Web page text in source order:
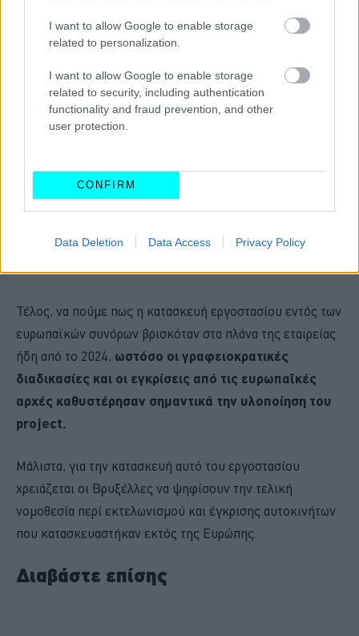
I want to allow Google to enable storage
related to personalization.
I want to allow Google to enable storage
related to security, including authentication
functionality and fraud prevention, and other
user protection.
CONFIRM
Data Deletion Data Access Privacy Policy
Τέλος, να πούμε πως η κατασκευή εργοστασίου εντός των
ευρωπαϊκών συνόρων βρισκόταν στα πλάνα της εταιρείας
ήδη από το 2024, ωστόσο οι γραφειοκρατικές
διαδικασίες και οι εγκρίσεις από τις ευρωπαϊκές
αρχές καθυστέρησαν σημαντικά την υλοποίηση του
project.
Μάλιστα, για την κατασκευή αυτό του εργοστασίου
χρειάζεται οι Βρυξέλλες να ψηφίσουν την τελική
νομοθεσία περί εκτελωνισμού και έγκρισης αυτοκινήτων
που κατασκευαστήκαν εκτός της Ευρώπης.
Διαβάστε επίσης